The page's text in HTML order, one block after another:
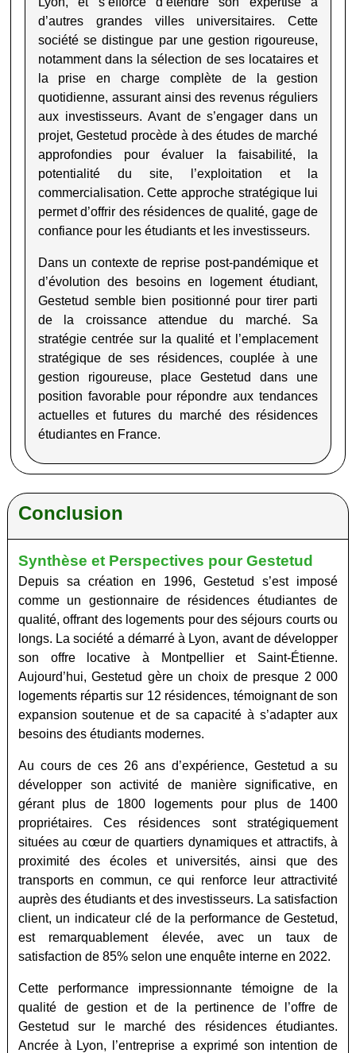
d’autres grandes villes universitaires. Cette
société se distingue par une gestion rigoureuse,
notamment dans la sélection de ses locataires et
la prise en charge complète de la gestion
quotidienne, assurant ainsi des revenus réguliers
aux investisseurs. Avant de s’engager dans un
projet, Gestetud procède à des études de marché
approfondies pour évaluer la faisabilité, la
potentialité du site, l’exploitation et la
commercialisation. Cette approche stratégique lui
permet d’offrir des résidences de qualité, gage de
confiance pour les étudiants et les investisseurs.
Dans un contexte de reprise post-pandémique et
d’évolution des besoins en logement étudiant,
Gestetud semble bien positionné pour tirer parti
de la croissance attendue du marché. Sa
stratégie centrée sur la qualité et l’emplacement
stratégique de ses résidences, couplée à une
gestion rigoureuse, place Gestetud dans une
position favorable pour répondre aux tendances
actuelles et futures du marché des résidences
étudiantes en France.
Conclusion
Synthèse et Perspectives pour Gestetud
Depuis sa création en 1996, Gestetud s’est imposé
comme un gestionnaire de résidences étudiantes de
qualité, offrant des logements pour des séjours courts ou
longs. La société a démarré à Lyon, avant de développer
son offre locative à Montpellier et Saint-Étienne.
Aujourd’hui, Gestetud gère un choix de presque 2 000
logements répartis sur 12 résidences, témoignant de son
expansion soutenue et de sa capacité à s’adapter aux
besoins des étudiants modernes.
Au cours de ces 26 ans d’expérience, Gestetud a su
développer son activité de manière significative, en
gérant plus de 1800 logements pour plus de 1400
propriétaires. Ces résidences sont stratégiquement
situées au cœur de quartiers dynamiques et attractifs, à
proximité des écoles et universités, ainsi que des
transports en commun, ce qui renforce leur attractivité
auprès des étudiants et des investisseurs. La satisfaction
client, un indicateur clé de la performance de Gestetud,
est remarquablement élevée, avec un taux de
satisfaction de 85% selon une enquête interne en 2022.
Cette performance impressionnante témoigne de la
qualité de gestion et de la pertinence de l’offre de
Gestetud sur le marché des résidences étudiantes.
Ancrée à Lyon, l’entreprise a exprimé son intention de